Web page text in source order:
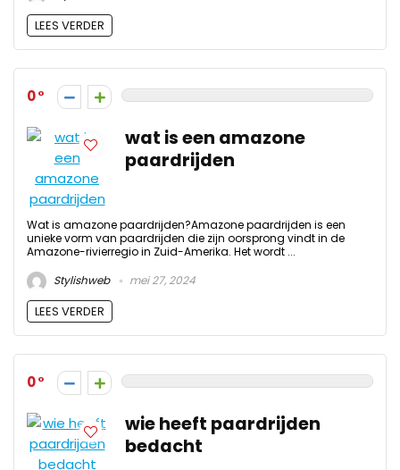
LEES VERDER
0
wat is een amazone
paardrijden
Wat is amazone paardrijden?Amazone paardrijden is een
unieke vorm van paardrijden die zijn oorsprong vindt in de
Amazone-rivierregio in Zuid-Amerika. Het wordt ...
Stylishweb
mei 27, 2024
LEES VERDER
0
wie heeft paardrijden
bedacht